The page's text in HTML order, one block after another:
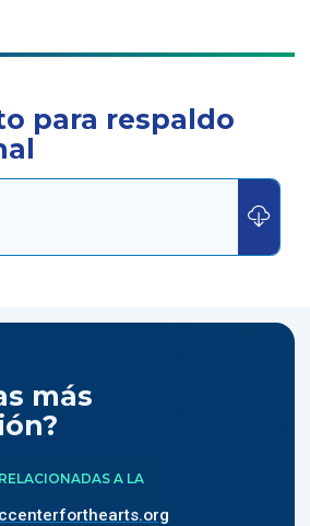
para respaldo
más
A LA